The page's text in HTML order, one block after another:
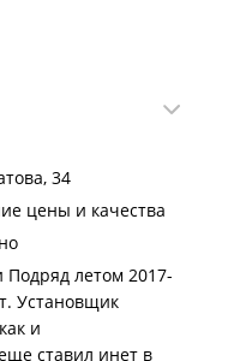
34
цены и качества
летом 2017-
Установщик
и
ставил инет в